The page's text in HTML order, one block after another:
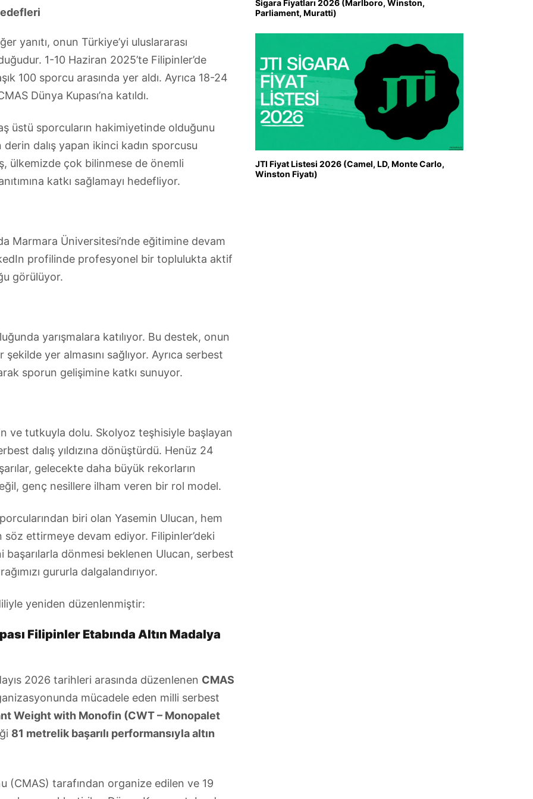
yanıtı, onun Türkiye’yi uluslararası
1-10 Haziran 2025’te Filipinler’de
100 sporcu arasında yer aldı. Ayrıca 18-24
Dünya Kupası’na katıldı.
üstü sporcuların hakimiyetinde olduğunu
dalış yapan ikinci kadın sporcusu
ülkemizde çok bilinmese de önemli
katkı sağlamayı hedefliyor.
Marmara Üniversitesi’nde eğitimine devam
profilinde profesyonel bir toplulukta aktif
görülüyor.
yarışmalara katılıyor. Bu destek, onun
yer almasını sağlıyor. Ayrıca serbest
sporun gelişimine katkı sunuyor.
ve tutkuyla dolu. Skolyoz teşhisiyle başlayan
dalış yıldızına dönüştürdü. Henüz 24
gelecekte daha büyük rekorların
genç nesillere ilham veren bir rol model.
biri olan Yasemin Ulucan, hem
söz ettirmeye devam ediyor. Filipinler’deki
başarılarla dönmesi beklenen Ulucan, serbest
gururla dalgalandırıyor.
yeniden düzenlenmiştir:
Filipinler Etabında Altın Madalya
2026 tarihleri arasında düzenlenen CMAS
mücadele eden milli serbest
Weight with Monofin (CWT – Monopalet
81 metrelik başarılı performansıyla altın
(CMAS) tarafından organize edilen ve 19
Sigara Fiyatları 2026 (Marlboro, Winston,
Parliament, Muratti)
JTI Fiyat Listesi 2026 (Camel, LD, Monte Carlo,
Winston Fiyatı)